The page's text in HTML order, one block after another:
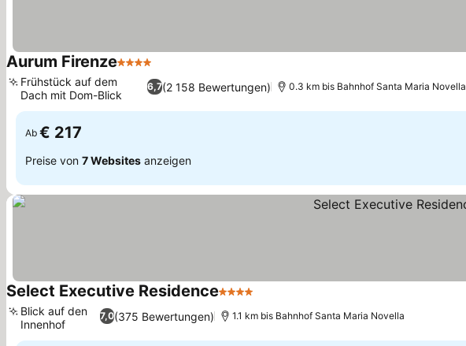
Aurum Firenze4 Sterne
6,7(2 158 Bewertungen)
Frühstück auf dem
Dach mit Dom-Blick
0.3 km bis Bahnhof Santa Maria Novella
Ab € 217
Preise von 7 Websites anzeigen
Select Executive Residence4 Sterne
7,0(375 Bewertungen)
Blick auf den
Innenhof
1.1 km bis Bahnhof Santa Maria Novella